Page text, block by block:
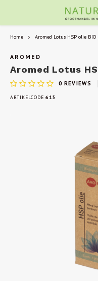
Home Aromed Lotus HSP olie
AROMED
Aromed Lotus
0 REVIEWS
ARTIKELCODE 615